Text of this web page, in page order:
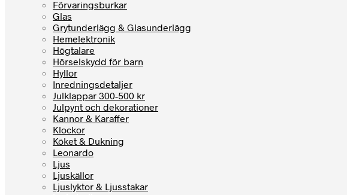
Förvaringsburkar
Glas
Grytunderlägg & Glasunderlägg
Hemelektronik
Högtalare
Hörselskydd för barn
Hyllor
Inredningsdetaljer
Julklappar 300-500 kr
Julpynt och dekorationer
Kannor & Karaffer
Klockor
Köket & Dukning
Leonardo
Ljus
Ljuskällor
Ljuslyktor & Ljusstakar